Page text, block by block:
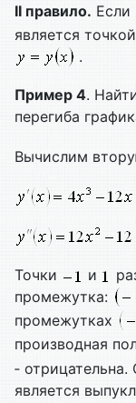
II правило. Если
является
.
Пример 4.
перегиба
Вычислим
Точки и
промежутка:
промежутках
производная
‑
является